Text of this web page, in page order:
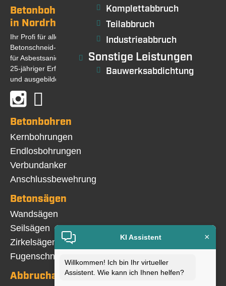
Komplettabbruch
Teilabbruch
Industrieabbruch
Sonstige Leistungen
Bauwerksabdichtung
Betonbohren / Betonsägen
in Nordrhein Westfalen und bundesweit
Ihr Profi für alle Betonbohr-, Betonsäge-,
Betonschneid- und Abbrucharbeiten, sowie
für Asbestsanierung. Basierend auf über
25-jähriger Erfahrung, Fachkompetenz
und ausgebildeten Fachkräften...
Betonbohren
Navigation
überspringen
Kernbohrungen
Endlosbohrungen
Verbundanker
Anschlussbewehrung
Betonsägen
Navigation
überspringen
Wandsägen
Seilsägen
Zirkelsägen
Fugenschneiden
Abbrucharbeiten
KI Assistent ×
Willkommen! Ich bin Ihr virtueller
Assistent. Wie kann ich Ihnen helfen?